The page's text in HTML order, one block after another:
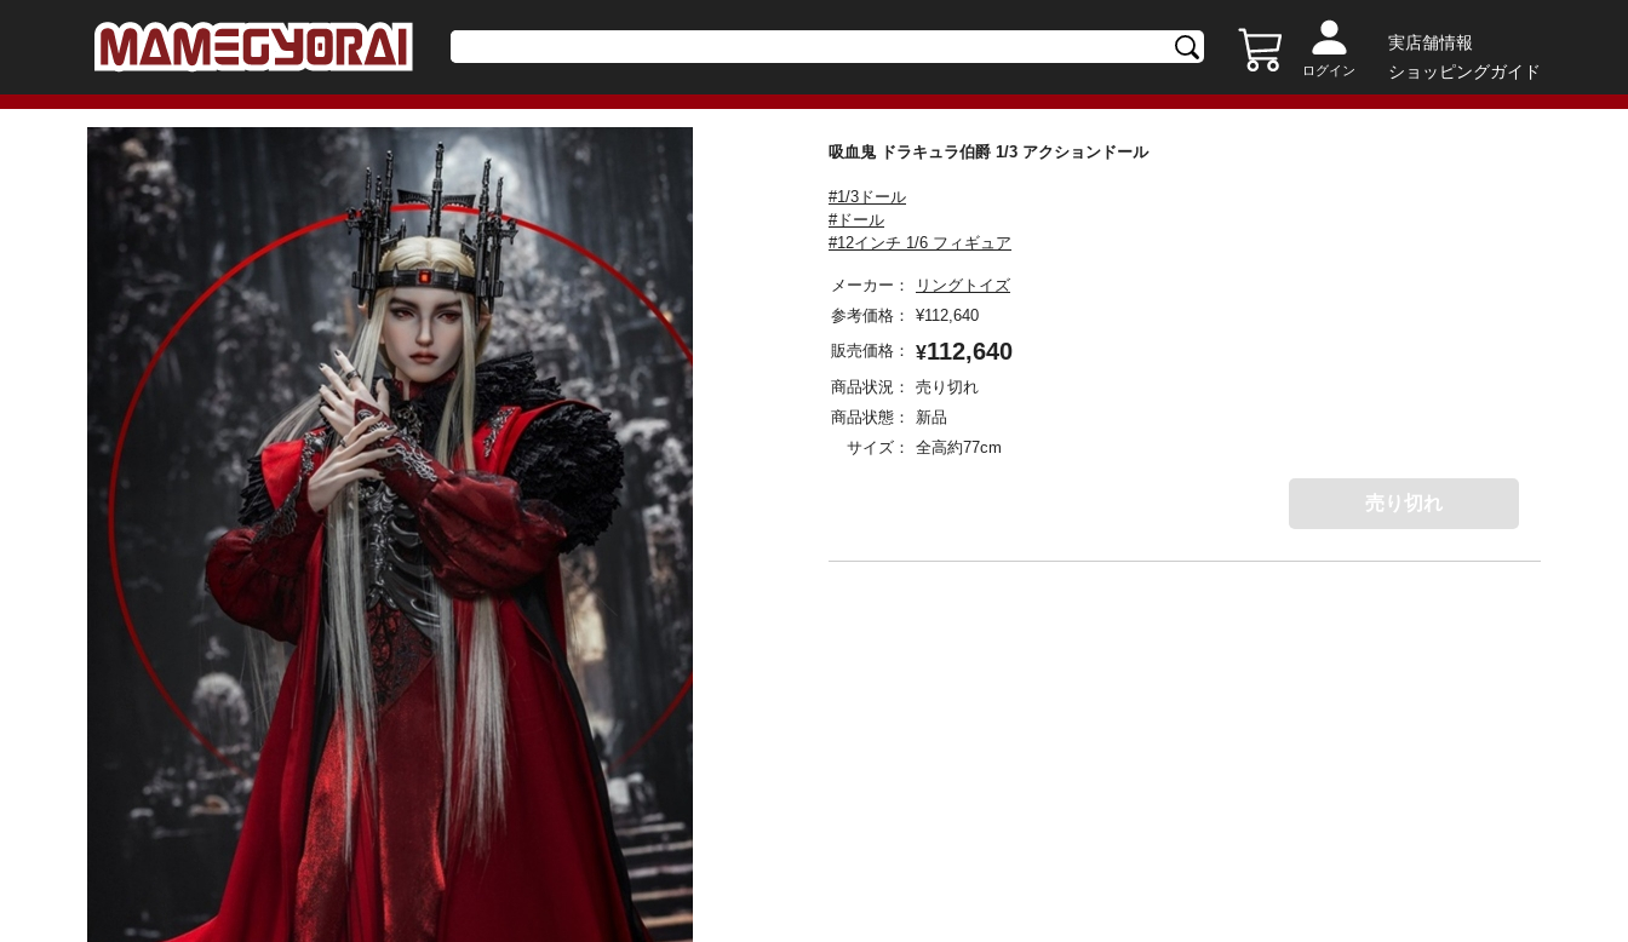
ログイン
実店舗情報
ショッピングガイド
吸血鬼 ドラキュラ伯爵 1/3 アクションドール
#1/3ドール
#ドール
#12インチ 1/6 フィギュア
メーカー：
リングトイズ
参考価格：
¥112,640
販売価格：
¥112,640
商品状況：
売り切れ
商品状態：
新品
サイズ：
全高約77cm
売り切れ